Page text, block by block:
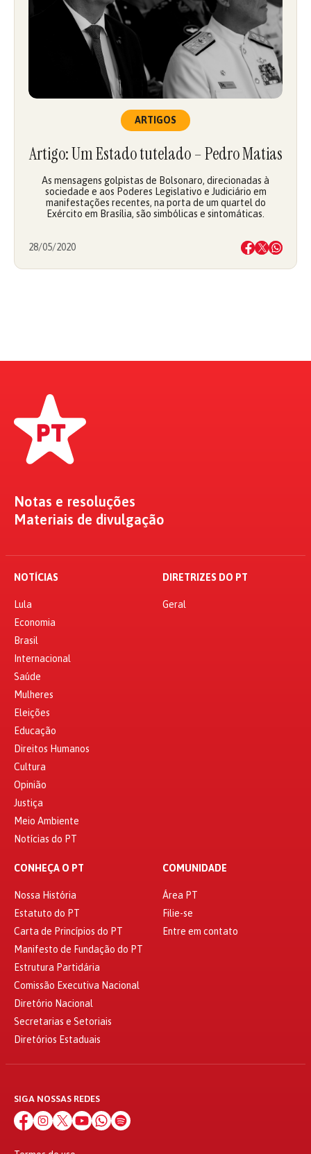
ARTIGOS
Artigo: Um Estado tutelado – Pedro Matias
As mensagens golpistas de Bolsonaro, direcionadas à
sociedade e aos Poderes Legislativo e Judiciário em
manifestações recentes, na porta de um quartel do
Exército em Brasília, são simbólicas e sintomáticas.
28/05/2020
Notas e resoluções
Materiais de divulgação
NOTÍCIAS
Lula
Economia
Brasil
Internacional
Saúde
Mulheres
Eleições
Educação
Direitos Humanos
Cultura
Opinião
Justiça
Meio Ambiente
Notícias do PT
DIRETRIZES DO PT
Geral
CONHEÇA O PT
Nossa História
Estatuto do PT
Carta de Princípios do PT
Manifesto de Fundação do PT
Estrutura Partidária
Comissão Executiva Nacional
Diretório Nacional
Secretarias e Setoriais
Diretórios Estaduais
COMUNIDADE
Área PT
Filie-se
Entre em contato
SIGA NOSSAS REDES